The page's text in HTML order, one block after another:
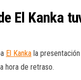
El Kanka
El Kanka la
hora de retraso.